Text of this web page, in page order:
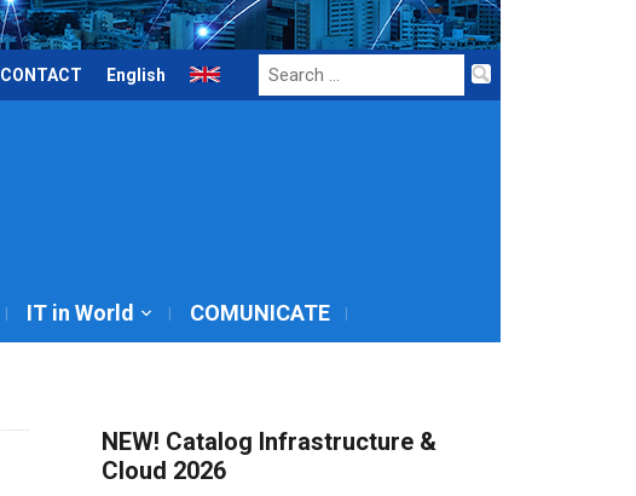
CONTACT English
Search
for:
IT in World COMUNICATE
NEW! Catalog Infrastructure &
Cloud 2026